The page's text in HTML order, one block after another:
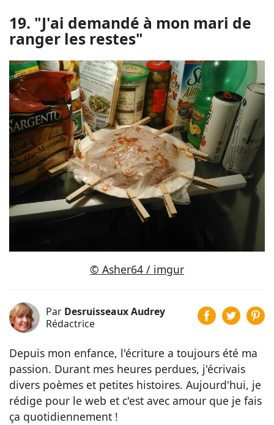
19. "J'ai demandé à mon mari de
ranger les restes"
© Asher64 / imgur
Par Desruisseaux Audrey
Rédactrice
Depuis mon enfance, l'écriture a toujours été ma
passion. Durant mes heures perdues, j'écrivais
divers poèmes et petites histoires. Aujourd'hui, je
rédige pour le web et c'est avec amour que je fais
ça quotidiennement !